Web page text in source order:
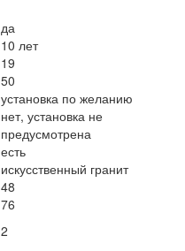
да
10 лет
19
50
установка по желанию
нет, установка не
предусмотрена
есть
искусственный гранит
48
76
2